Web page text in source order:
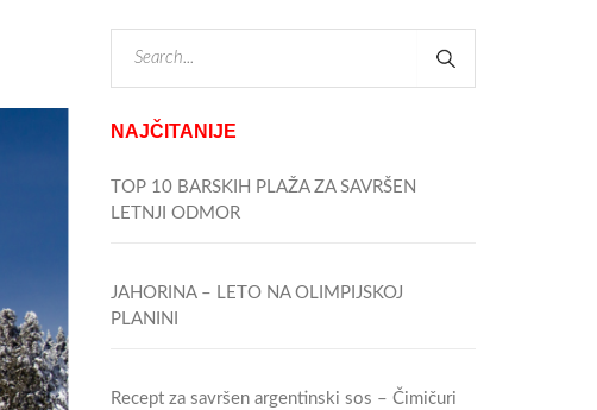
NAJČITANIJE
TOP 10 BARSKIH PLAŽA ZA SAVRŠEN
LETNJI ODMOR
JAHORINA – LETO NA OLIMPIJSKOJ
PLANINI
Recept za savršen argentinski sos – Čimičuri